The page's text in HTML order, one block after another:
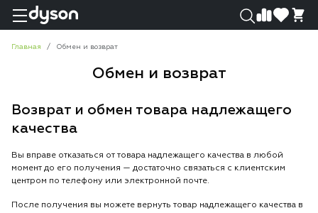
Главная Обмен и возврат
Обмен и возврат
Возврат и обмен товара надлежащего
качества
Вы вправе отказаться от товара надлежащего качества в любой
момент до его получения — достаточно связаться с клиентским
центром по телефону или электронной почте.
После получения вы можете вернуть товар надлежащего качества в